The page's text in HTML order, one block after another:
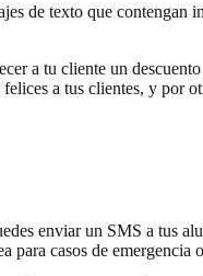
de texto que contengan
a tu cliente un
a tus clientes, y por
enviar un SMS a tus
para casos de emergencia